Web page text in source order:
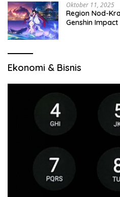
Oktober 11, 2025
Region Nod-
Genshin
Ekonomi & Bisnis